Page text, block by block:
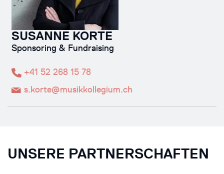
SUSANNE KORTE
Sponsoring & Fundraising
+41 52 268 15 78
s.korte@musikkollegium.ch
UNSERE PARTNERSCHAFTEN